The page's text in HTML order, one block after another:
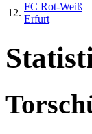
12.
FC Rot-Weiß
Erfurt